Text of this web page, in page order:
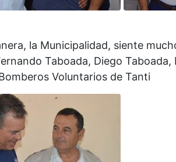
la Municipalidad, siente
Taboada, Diego
Voluntarios de Tanti